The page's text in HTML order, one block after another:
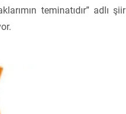
teminatıdır” adlı şiir